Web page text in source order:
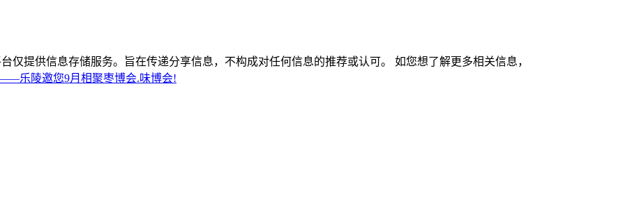
仅提供信息存储服务。旨在传递分享信息，不构成对任何信息的推荐或认可。 如您想了解更多相关信息，
乐陵邀您9月相聚枣博会.味博会!